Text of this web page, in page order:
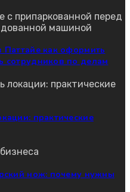
Паттайе как оформить
сотрудников по делам
практические
нож: почему нужны